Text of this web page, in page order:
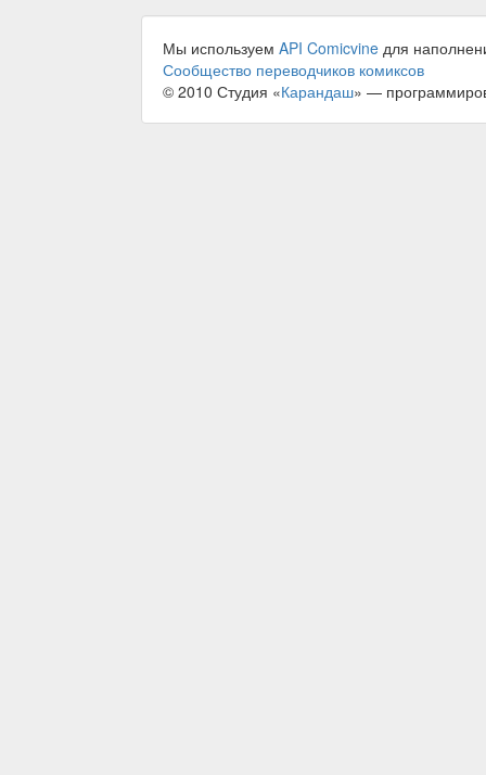
Мы используем API Comicvine для
Сообщество переводчиков комиксов
© 2010 Студия «Карандаш» —